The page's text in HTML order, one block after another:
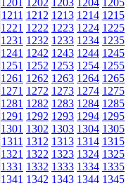
1201 1202 1203 1204 1205
1211 1212 1213 1214 1215
1221 1222 1223 1224 1225
1231 1232 1233 1234 1235
1241 1242 1243 1244 1245
1251 1252 1253 1254 1255
1261 1262 1263 1264 1265
1271 1272 1273 1274 1275
1281 1282 1283 1284 1285
1291 1292 1293 1294 1295
1301 1302 1303 1304 1305
1311 1312 1313 1314 1315
1321 1322 1323 1324 1325
1331 1332 1333 1334 1335
1341 1342 1343 1344 1345